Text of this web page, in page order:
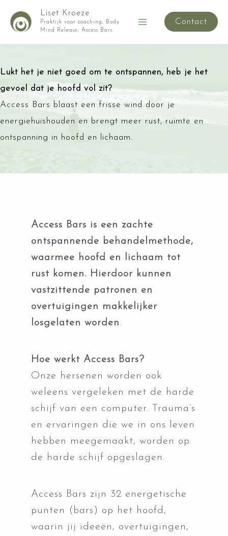
naar
Liset Kroeze
Praktijk voor coaching, Body
Mind Release, Access Bars
Main
Contact
Lukt het je niet goed om te ontspannen, heb je het
gevoel dat je hoofd vol zit?
Access Bars blaast een frisse wind door je
energiehuishouden en brengt meer rust, ruimte en
ontspanning in hoofd en lichaam.
Access Bars is een zachte
ontspannende behandelmethode,
waarmee hoofd en lichaam tot
rust komen. Hierdoor kunnen
vastzittende patronen en
overtuigingen makkelijker
losgelaten worden.
Hoe werkt Access Bars?
Onze hersenen worden ook
weleens vergeleken met de harde
schijf van een computer. Trauma’s
en ervaringen die we in ons leven
hebben meegemaakt, worden op
de harde schijf opgeslagen.
Access Bars zijn 32 energetische
punten (bars) op het hoofd,
waarin jij ideeën, overtuigingen,